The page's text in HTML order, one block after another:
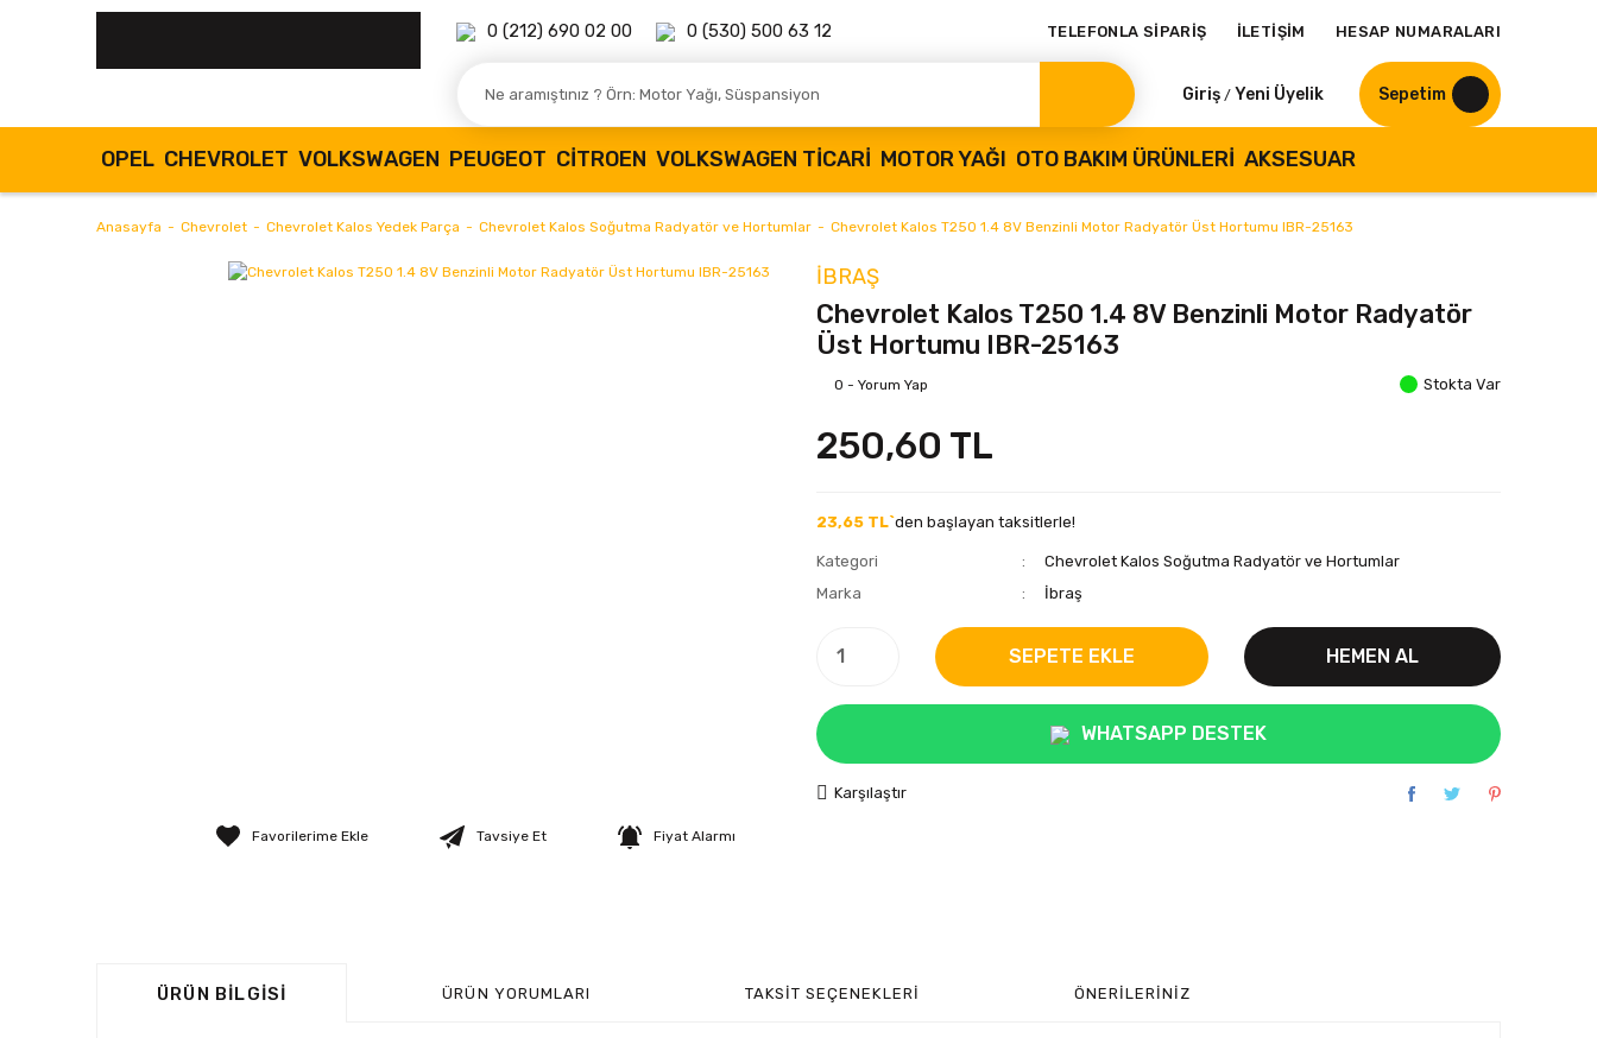
0 (212) 690 02 00 0 (530) 500 63 12 TELEFONLA SİPARİŞ İLETİŞİM HESAP NUMARALARI
Giriş / Yeni Üyelik Sepetim
OPEL CHEVROLET VOLKSWAGEN PEUGEOT CITROEN VOLKSWAGEN TICARI MOTOR YAĞI OTO BAKIM ÜRÜNLERI AKSESUAR
Anasayfa Chevrolet Chevrolet Kalos Yedek Parça Chevrolet Kalos Soğutma Radyatör ve Hortumlar Chevrolet Kalos T250 1.4 8V Benzinli Motor Radyatör Üst Hortumu IBR-25163
Tavsiye Et Fiyat Alarmı
İBRAŞ
Chevrolet Kalos T250 1.4 8V Benzinli Motor Radyatör
Üst Hortumu IBR-25163
0 - Yorum Yap Stokta Var
250,60 TL
23,65 TL`den başlayan taksitlerle!
Kategori
Chevrolet Kalos Soğutma Radyatör ve Hortumlar
Marka
İbraş
SEPETE EKLE HEMEN AL
WHATSAPP DESTEK
Karşılaştır
ÜRÜN BILGISI ÜRÜN YORUMLARI TAKSIT SEÇENEKLERI ÖNERILERINIZ